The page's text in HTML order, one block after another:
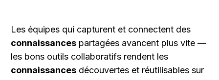
connaissances partagées avancent plus vite —
connaissances découvertes et réutilisables sur